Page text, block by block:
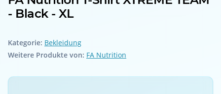
- Black - XL
Kategorie: Bekleidung
Weitere Produkte von: FA Nutrition